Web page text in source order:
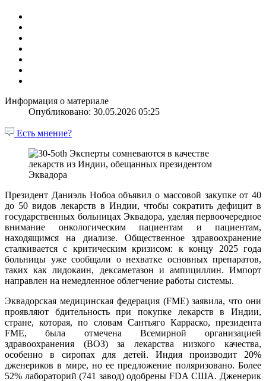
Информация о материале
Опубликовано: 30.05.2026 05:25
Есть мнение?
Президент Даниэль Нобоа объявил о массовой закупке от 40
до 50 видов лекарств в Индии, чтобы сократить дефицит в
государственных больницах Эквадора, уделяя первоочередное
внимание онкологическим пациентам и пациентам,
находящимся на диализе. Общественное здравоохранение
сталкивается с критическим кризисом: к концу 2025 года
больницы уже сообщали о нехватке основных препаратов,
таких как лидокаин, дексаметазон и ампициллин. Импорт
направлен на немедленное облегчение работы системы.
Эквадорская медицинская федерация (FME) заявила, что они
проявляют бдительность при покупке лекарств в Индии,
стране, которая, по словам Сантьяго Карраско, президента
FME, была отмечена Всемирной организацией
здравоохранения (ВОЗ) за лекарства низкого качества,
особенно в сиропах для детей. Индия производит 20%
дженериков в мире, но ее предложение поляризовано. Более
52% лабораторий (741 завод) одобрены FDA США. Дженерик